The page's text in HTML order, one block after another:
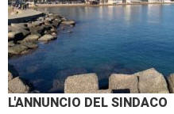
L'ANNUNCIO DEL SINDACO